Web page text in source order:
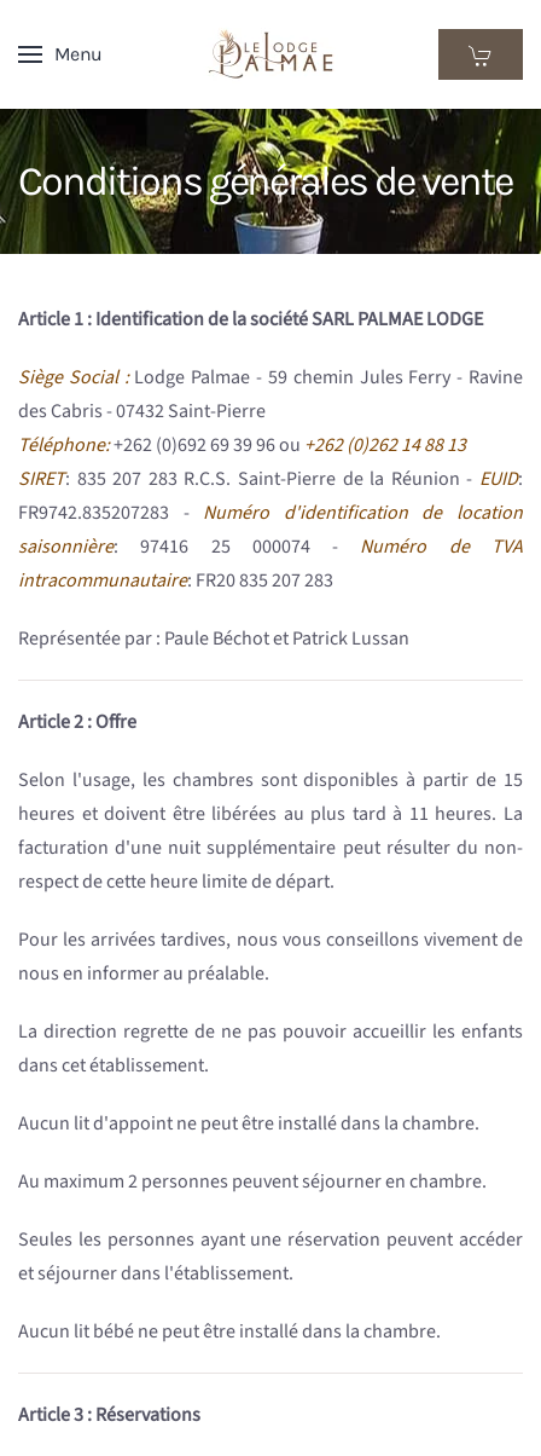
Skip
main
content
Menu
Conditions générales de vente
Article 1 : Identification de la société SARL PALMAE LODGE
Siège Social :Lodge Palmae - 59 chemin Jules Ferry - Ravine
des Cabris - 07432 Saint-Pierre
Téléphone:+262 (0)692 69 39 96 ou +262 (0)262 14 88 13
SIRET: 835 207 283 R.C.S. Saint-Pierre de la Réunion - EUID:
FR9742.835207283 - Numéro d'identification de location
saisonnière: 97416 25 000074 - Numéro de TVA
intracommunautaire: FR20 835 207 283
Représentée par : Paule Béchot et Patrick Lussan
Article 2 : Offre
Selon l'usage, les chambres sont disponibles à partir de 15
heures et doivent être libérées au plus tard à 11 heures. La
facturation d'une nuit supplémentaire peut résulter du non-
respect de cette heure limite de départ.
Pour les arrivées tardives, nous vous conseillons vivement de
nous en informer au préalable.
La direction regrette de ne pas pouvoir accueillir les enfants
dans cet établissement.
Aucun lit d'appoint ne peut être installé dans la chambre.
Au maximum 2 personnes peuvent séjourner en chambre.
Seules les personnes ayant une réservation peuvent accéder
et séjourner dans l'établissement.
Aucun lit bébé ne peut être installé dans la chambre.
Article 3 : Réservations